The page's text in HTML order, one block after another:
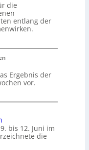
die
entlang der
Ergebnis der
vor.
bis 12. Juni im
die